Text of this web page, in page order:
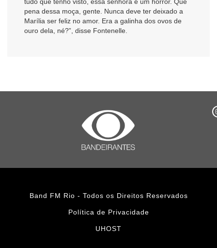
pena dessa moça, gente. Nunca deve ter deixado a
Marília ser feliz no amor. Era a galinha dos ovos de
ouro dela, né?”, disse Fontenelle.
Band FM Rio - Todos os Direitos Reservados
Política de Privacidade
UHOST